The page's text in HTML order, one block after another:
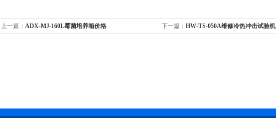
上一篇： ADX-MJ-160L霉菌培养箱价格 下一篇： HW-TS-050A维修冷热冲击试验机